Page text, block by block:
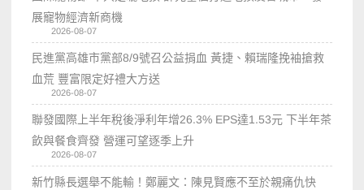
展寵物經濟新商機
2026-08-07
民進黨高雄市黨部8/9號召公益捐血 黃捷、賴瑞隆挽袖搶救
血荒 豐富限定好禮大方送
2026-08-07
聯發國際上半年稅後淨利年增26.3% EPS達1.53元 下半年茶
飲與餐食齊發 營運可望逐季上升
2026-08-07
新竹縣長選舉不能輸！鄭麗文：陳見賢應不至於親痛仇快